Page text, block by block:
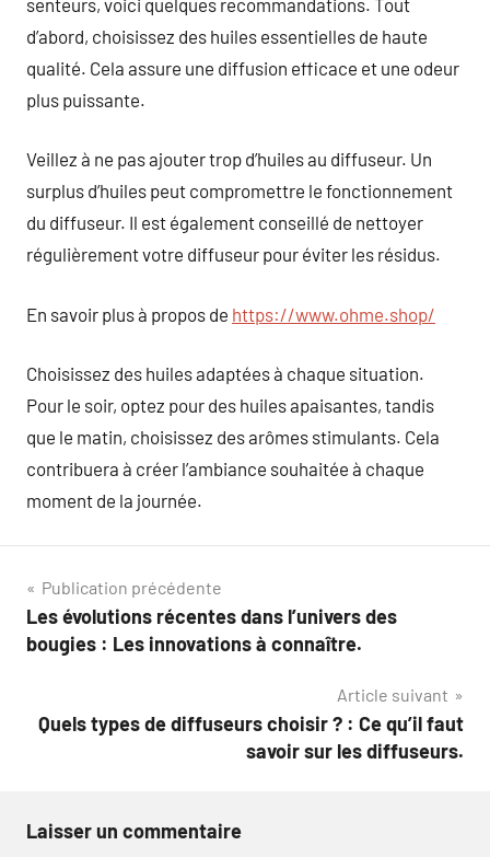
d’abord, choisissez des huiles essentielles de haute
qualité. Cela assure une diffusion efficace et une odeur
plus puissante.
Veillez à ne pas ajouter trop d’huiles au diffuseur. Un
surplus d’huiles peut compromettre le fonctionnement
du diffuseur. Il est également conseillé de nettoyer
régulièrement votre diffuseur pour éviter les résidus.
En savoir plus à propos de https://www.ohme.shop/
Choisissez des huiles adaptées à chaque situation.
Pour le soir, optez pour des huiles apaisantes, tandis
que le matin, choisissez des arômes stimulants. Cela
contribuera à créer l’ambiance souhaitée à chaque
moment de la journée.
Navigation
de
Publication précédente
Les évolutions récentes dans l’univers des
bougies : Les innovations à connaître.
Article suivant
Quels types de diffuseurs choisir ? : Ce qu’il faut
savoir sur les diffuseurs.
Laisser un commentaire